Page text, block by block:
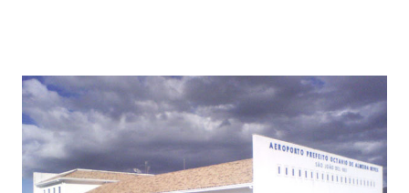
terça na Capela 2 do Cemitério Parque da Colina (Rua
Santarém, Bairro Nova Cintra, Belo Horizonte). O enterro
aconteceu no mesmo local, às 9h de quarta-feira, dia
23. Caíque tinha 33 anos e deixa a esposa, Patrícia, e dois